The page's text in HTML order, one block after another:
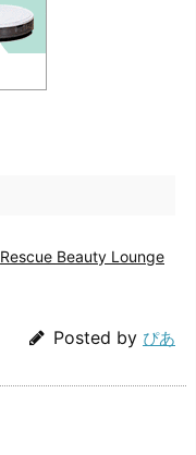
Rescue Beauty Lounge
Posted by ぴあ